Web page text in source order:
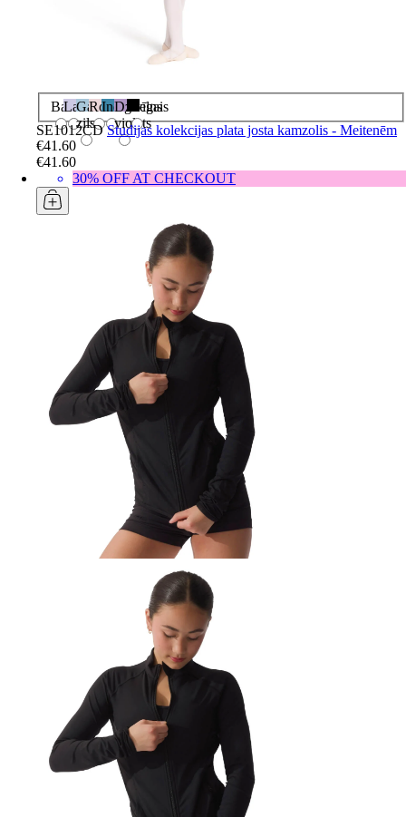
BaltsLavanda
Gaiši
zils
Rozā
Indigo
Dzīvīgais
violets
Melns
SE1012CD Studijas kolekcijas plata josta kamzolis - Meitenēm
€41.60
€41.60
30% OFF AT CHECKOUT